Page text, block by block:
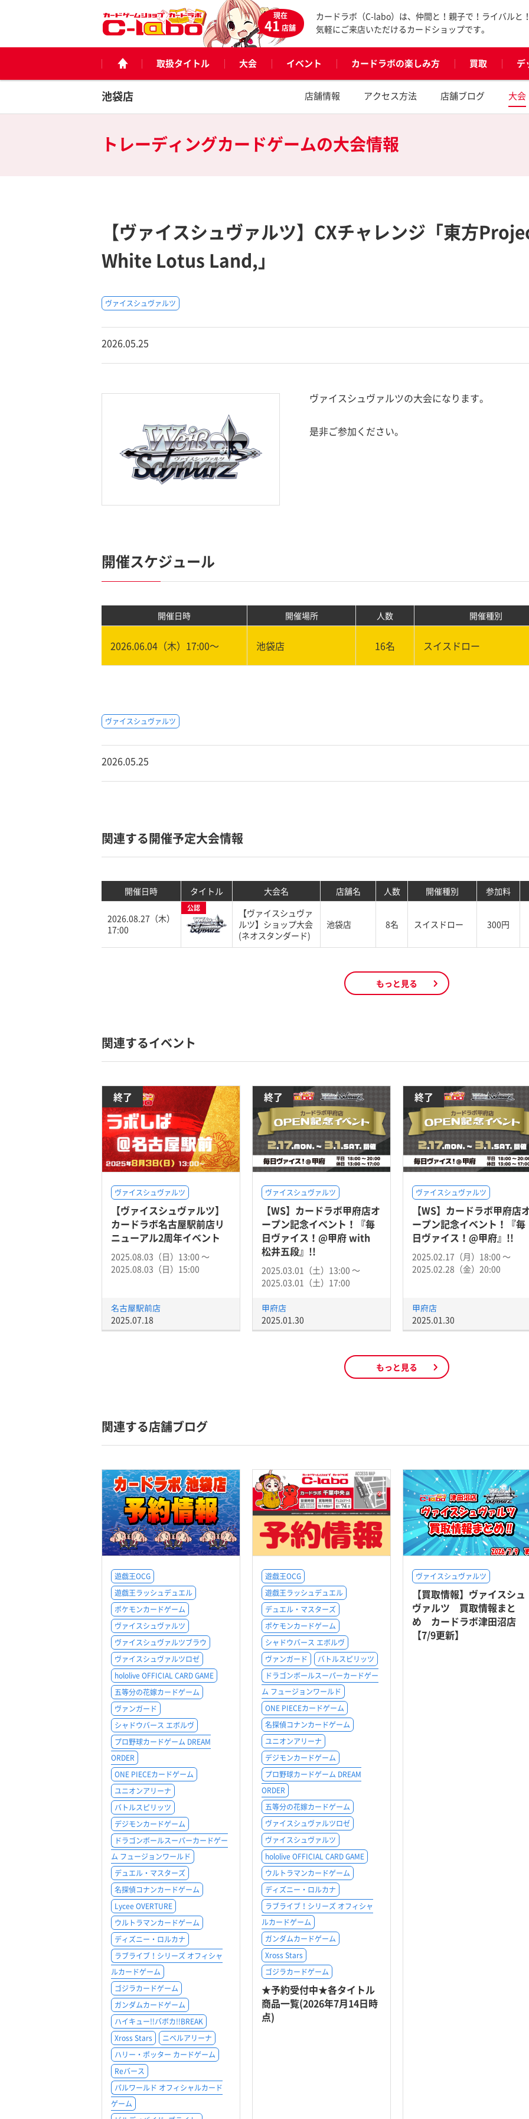
現在
41店舗
カードラボ（C-labo）は、仲間と！親子で！ライバルと！
気軽にご来店いただけるカードショップです。
取扱タイトル 大会 イベント カードラボの楽しみ方 買取 デ
池袋店 店舗情報 アクセス方法 店舗ブログ 大会
トレーディングカードゲームの大会情報
【ヴァイスシュヴァルツ】CXチャレンジ「東方
White Lotus Land,」
ヴァイスシュヴァルツ
2026.05.25
ヴァイスシュヴァルツの大会になります。
是非ご参加ください。
開催スケジュール
開催日時 開催場所 人数 開催種別
2026.06.04（木）17:00〜 池袋店 16名 スイスドロー
ヴァイスシュヴァルツ
2026.05.25
関連する開催予定大会情報
開催日時 タイトル 大会名 店舗名 人数 開催種別 参加料
2026.08.27（木）
17:00
公認
【ヴァイスシュヴァ
ルツ】ショップ大会
(ネオスタンダード)
池袋店 8名 スイスドロー 300円
もっと見る
関連するイベント
終了
ヴァイスシュヴァルツ
【ヴァイスシュヴァルツ】
カードラボ名古屋駅前店リ
ニューアル2周年イベント
2025.08.03（日）13:00 〜
2025.08.03（日）15:00
名古屋駅前店
2025.07.18
終了
ヴァイスシュヴァルツ
【WS】カードラボ甲府店オ
ープン記念イベント！『毎
日ヴァイス！@甲府 with
松井五段』!!
2025.03.01（土）13:00 〜
2025.03.01（土）17:00
甲府店
2025.01.30
終了
ヴァイスシュヴァルツ
【WS】カードラボ甲府店
ープン記念イベント！『毎
日ヴァイス！@甲府』!!
2025.02.17（月）18:00 〜
2025.02.28（金）20:00
甲府店
2025.01.30
もっと見る
関連する店舗ブログ
遊戯王OCG
遊戯王ラッシュデュエル
ポケモンカードゲーム
ヴァイスシュヴァルツ
ヴァイスシュヴァルツブラウ
ヴァイスシュヴァルツロゼ
hololive OFFICIAL CARD GAME
五等分の花嫁カードゲーム
ヴァンガード
シャドウバース エボルヴ
プロ野球カードゲーム DREAM
ORDER
ONE PIECEカードゲーム
ユニオンアリーナ
バトルスピリッツ
デジモンカードゲーム
ドラゴンボールスーパーカードゲー
ム フュージョンワールド
デュエル・マスターズ
名探偵コナンカードゲーム
Lycee OVERTURE
ウルトラマンカードゲーム
ディズニー・ロルカナ
ラブライブ！シリーズ オフィシャ
ルカードゲーム
ゴジラカードゲーム
ガンダムカードゲーム
ハイキュー!!バボカ!!BREAK
Xross Stars
ニベルアリーナ
ハリー・ポッター カードゲーム
Reバース
パルワールド オフィシャルカード
ゲーム
遊戯王OCG
遊戯王ラッシュデュエル
デュエル・マスターズ
ポケモンカードゲーム
シャドウバース エボルヴ
ヴァンガード
バトルスピリッツ
ドラゴンボールスーパーカードゲー
ム フュージョンワールド
ONE PIECEカードゲーム
名探偵コナンカードゲーム
ユニオンアリーナ
デジモンカードゲーム
プロ野球カードゲーム DREAM
ORDER
五等分の花嫁カードゲーム
ヴァイスシュヴァルツロゼ
ヴァイスシュヴァルツ
hololive OFFICIAL CARD GAME
ウルトラマンカードゲーム
ディズニー・ロルカナ
ラブライブ！シリーズ オフィシャ
ルカードゲーム
ガンダムカードゲーム
Xross Stars
ゴジラカードゲーム
★予約受付中★各タイトル
商品一覧(2026年7月14日時
点)
ヴァイスシュヴァルツ
【買取情報】ヴァイスシュ
ヴァルツ 買取情報まと
め カードラボ津田沼店
【7/9更新】